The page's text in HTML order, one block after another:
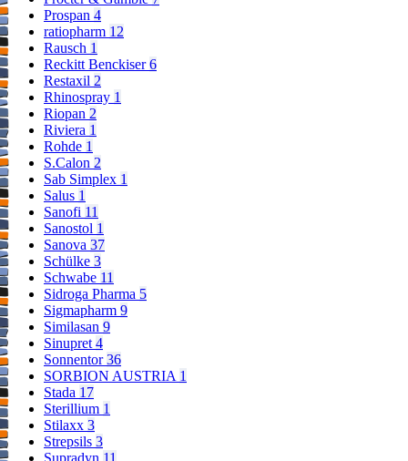
Prospan 4
ratiopharm 12
Rausch 1
Reckitt Benckiser6
Restaxil 2
Rhinospray 1
Riopan 2
Riviera 1
Rohde 1
S.Calon 2
Sab Simplex 1
Salus 1
Sanofi 11
Sanostol 1
Sanova 37
Schülke 3
Schwabe 11
Sidroga Pharma 5
Sigmapharm 9
Similasan 9
Sinupret 4
Sonnentor36
SORBION AUSTRIA 1
Stada 17
Sterillium 1
Stilaxx 3
Strepsils 3
Supradyn 11